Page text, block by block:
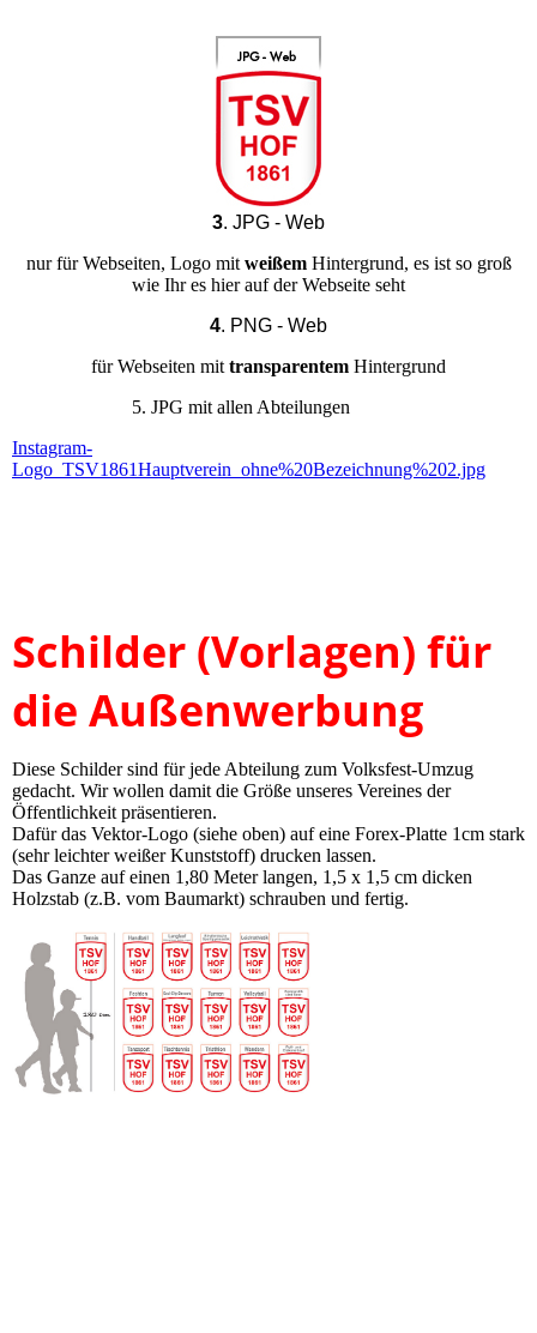
3. JPG - Web
nur für Webseiten, Logo mit weißemHintergrund, es ist so groß
wie Ihr es hier auf der Webseite seht
4. PNG - Web
für Webseiten mit transparentem Hintergrund
5. JPG mit allen Abteilungen
Instagram-
Logo_TSV1861Hauptverein_ohne%20Bezeichnung%202.jpg
Schilder (Vorlagen) für
die Außenwerbung
Diese Schilder sind für jede Abteilung zum Volksfest-Umzug
gedacht. Wir wollen damit die Größe unseres Vereines der
Öffentlichkeit präsentieren.
Dafür das Vektor-Logo (siehe oben) auf eine Forex-Platte 1cm stark
(sehr leichter weißer Kunststoff) drucken lassen.
Das Ganze auf einen 1,80 Meter langen, 1,5 x 1,5 cm dicken
Holzstab (z.B. vom Baumarkt) schrauben und fertig.